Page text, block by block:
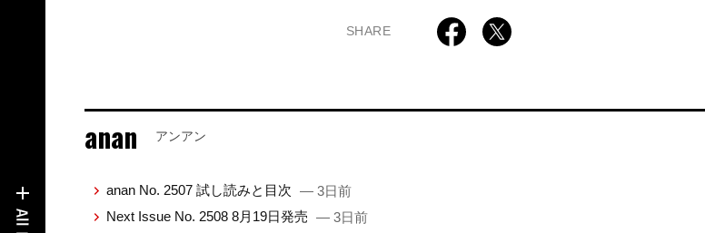
SHARE
anan アンアン
anan No. 2507 試し読みと目次 — 3日前
Next Issue No. 2508 8月19日発売 — 3日前